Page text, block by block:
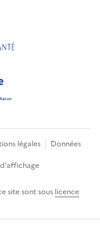
légales
Données
site sont sous licence